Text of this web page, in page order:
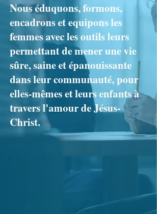
Nous éduquons, formons,
encadrons et equipons les
femmes avec les outils leurs
permettant de mener une vie
sûre, saine et épanouissante
dans leur communauté, pour
elles-mêmes et leurs enfants à
travers l'amour de Jésus-
Christ.